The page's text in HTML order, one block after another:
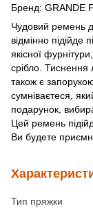
Бренд: GRANDE
Чудовий ремень
відмінно
якісної
срібло.
також є
сумніваєтеся,
подарунок,
Цей ремень
Ви будете
Тип пряжки